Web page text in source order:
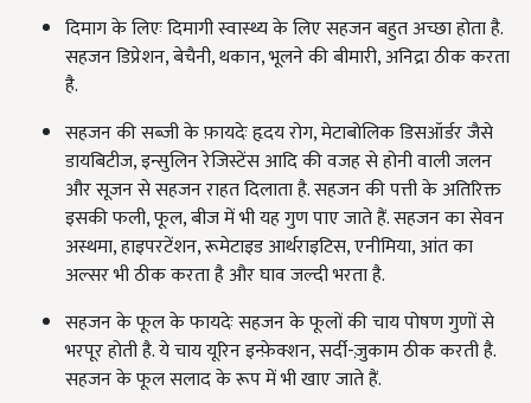
दिमाग के लिएः दिमागी स्वास्थ्य के लिए सहजन बहुत अच्छा होता है.
सहजन डिप्रेशन, बेचैनी, थकान, भूलने की बीमारी, अनिद्रा ठीक करता
है.
सहजन की सब्ज़ी के फ़ायदेः हृदय रोग, मेटाबोलिक डिसऑर्डर जैसे
डायबिटीज, इन्सुलिन रेजिस्टेंस आदि की वजह से होनी वाली जलन
और सूजन से सहजन राहत दिलाता है. सहजन की पत्ती के अतिरिक्त
इसकी फली, फूल, बीज में भी यह गुण पाए जाते हैं. सहजन का सेवन
अस्थमा, हाइपरटेंशन, रूमेटाइड आर्थराइटिस, एनीमिया, आंत का
अल्सर भी ठीक करता है और घाव जल्दी भरता है.
सहजन के फूल के फायदेः सहजन के फूलों की चाय पोषण गुणों से
भरपूर होती है. ये चाय यूरिन इन्फ़ेक्शन, सर्दी-ज़ुकाम ठीक करती है.
सहजन के फूल सलाद के रूप में भी खाए जाते हैं.